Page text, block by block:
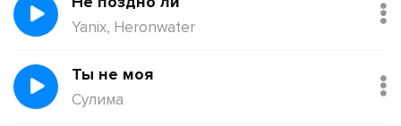
Yanix, Heronwater
Ты не моя
Сулима